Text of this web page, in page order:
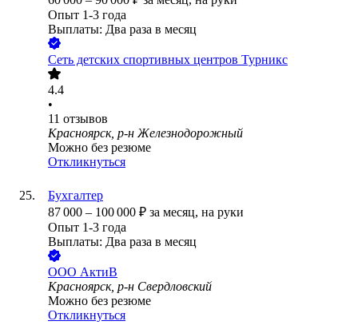
Опыт 1-3 года
Выплаты: Два раза в месяц
Сеть детских спортивных центров Турникс
4.4
•
11 отзывов
Красноярск, р-н Железнодорожный
Можно без резюме
Откликнуться
Бухгалтер
87 000 – 100 000 ₽ за месяц, на руки
Опыт 1-3 года
Выплаты: Два раза в месяц
ООО АктиВ
Красноярск, р-н Свердловский
Можно без резюме
Откликнуться